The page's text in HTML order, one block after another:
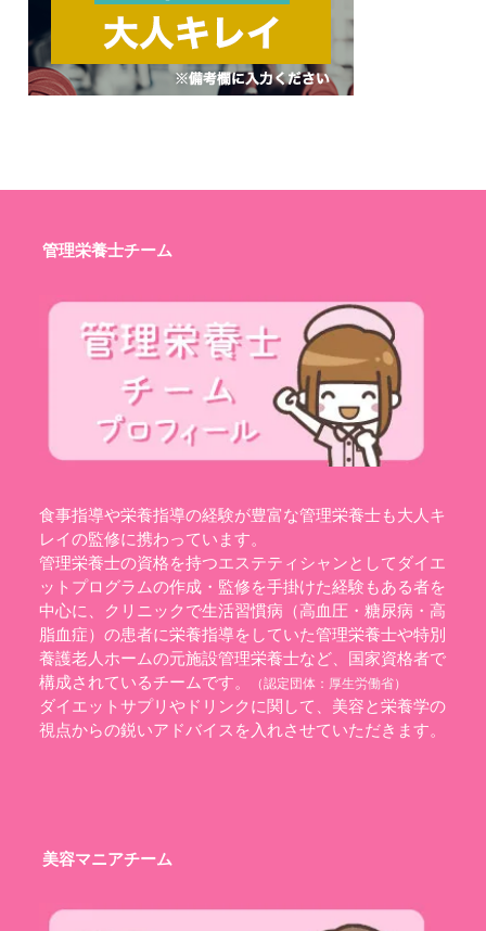
管理栄養士チーム
食事指導や栄養指導の経験が豊富な管理栄養士も大人キ
レイの監修に携わっています。
管理栄養士の資格を持つエステティシャンとしてダイエ
ットプログラムの作成・監修を手掛けた経験もある者を
中心に、クリニックで生活習慣病（高血圧・糖尿病・高
脂血症）の患者に栄養指導をしていた管理栄養士や特別
養護老人ホームの元施設管理栄養士など、国家資格者で
構成されているチームです。
（認定団体： 厚生労働省）
ダイエットサプリやドリンクに関して、美容と栄養学の
視点からの鋭いアドバイスを入れさせていただきます。
美容マニアチーム